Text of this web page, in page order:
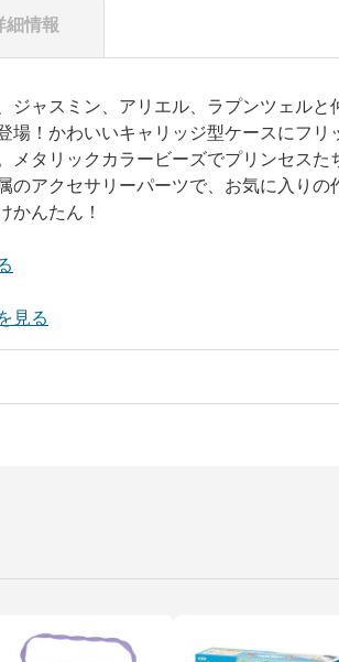
細情報
ジャスミン、アリエル、ラプンツェル
場！かわいいキャリッジ型ケースにフ
メタリックカラービーズでプリンセス
のアクセサリーパーツで、お気に入り
かんたん！
見る